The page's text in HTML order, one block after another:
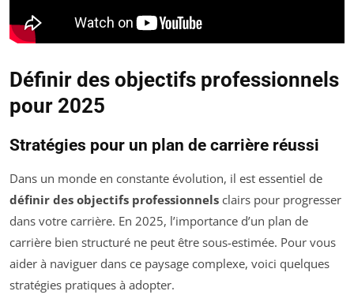
Définir des objectifs professionnels
pour 2025
Stratégies pour un plan de carrière réussi
Dans un monde en constante évolution, il est essentiel de
définir des objectifs professionnels clairs pour progresser
dans votre carrière. En 2025, l’importance d’un plan de
carrière bien structuré ne peut être sous-estimée. Pour vous
aider à naviguer dans ce paysage complexe, voici quelques
stratégies pratiques à adopter.